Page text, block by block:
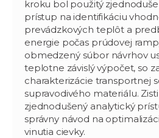
kroku bol použitý
prístup na identifikáciu
prevádzkových teplôt a
energie počas prúdovej
obmedzený súbor návrhov
teplotne závislý výpočet, so
charakterizácie transportnej
supravodivého materiálu.
zjednodušený analytický
správny návod na
vinutia cievky.